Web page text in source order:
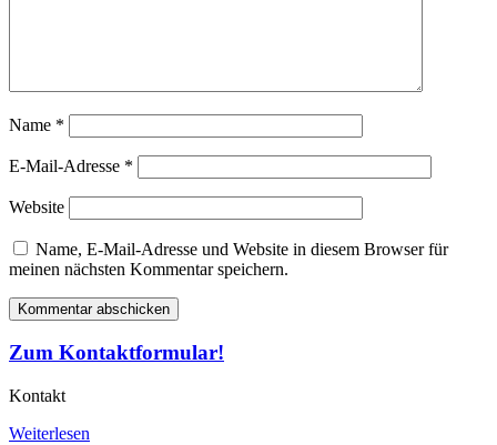
Name *
E-Mail-Adresse *
Website
Name, E-Mail-Adresse und Website in diesem Browser für
meinen nächsten Kommentar speichern.
Zum Kontaktformular!
Kontakt
Weiterlesen